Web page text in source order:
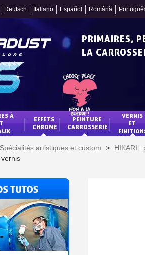
Deutsch Italiano Español Română
PRIMAIRES,
LA
À
EFFETS
CHROME
PEINTURE
CARROSSERIE
VERNIS
ET
Spécialités artistiques et custom > HIKARI :